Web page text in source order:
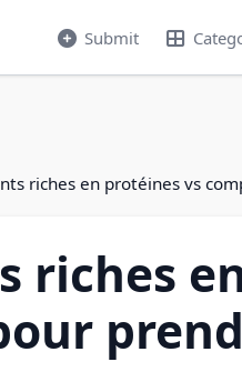
Submit
riches en protéines vs
riches